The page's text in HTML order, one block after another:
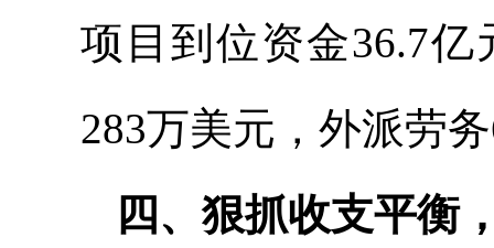
项目到位资金36.7
283万美元，外派劳
四、狠抓收支平衡